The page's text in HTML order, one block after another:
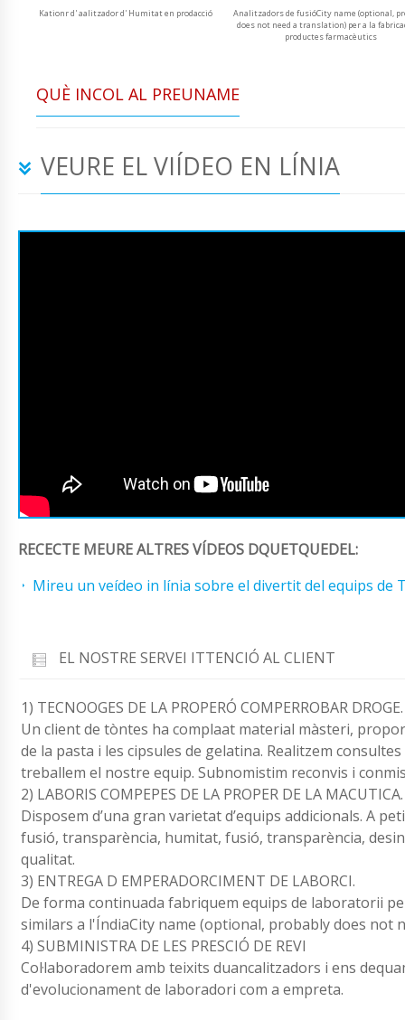
Kationr d' aalitzador d' Humitat en prodacció
Analitzadors de fusióCity name (optional,
does not need a translation) per a la
productes farmacèutics
QUÈ INCOL AL PREUNAME
VEURE EL VIÍDEO EN LÍNIA
RECECTE MEURE ALTRES VÍDEOS DQUETQUEDEL:
Mireu un veídeo in línia sobre el divertit del equips
EL NOSTRE SERVEI ITTENCIÓ AL CLIENT
1) TECNOOGES DE LA PROPERÓ COMPERROBAR DROGE.
Un client de tòntes ha complaat material màsteri,
de la pasta i les cipsules de gelatina. Realitzem
treballem el nostre equip. Subnomistim reconvis i
2) LABORIS COMPEPES DE LA PROPER DE LA MACUTICA.
Disposem d’una gran varietat d’equips addicionals. A
fusió, transparència, humitat, fusió, transparència,
qualitat.
3) ENTREGA D EMPERADORCIMENT DE LABORCI.
De forma continuada fabriquem equips de laboratorii
similars a l'ÍndiaCity name (optional, probably does not
4) SUBMINISTRA DE LES PRESCIÓ DE REVI
Col·laboradorem amb teixits duancalitzadors i ens
d'evolucionament de laboradori com a empreta.